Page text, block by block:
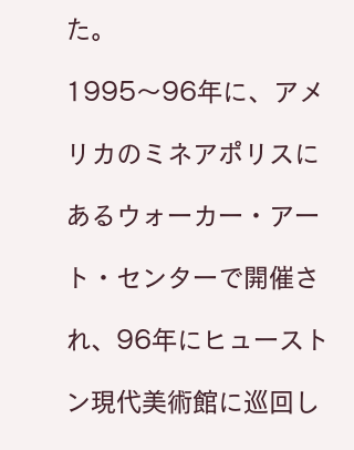
た。
1995〜96年に、アメ
リカのミネアポリスに
あるウォーカー・アー
ト・センターで開催さ
れ、96年にヒュースト
ン現代美術館に巡回し